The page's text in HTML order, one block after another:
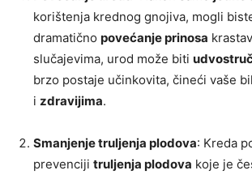
korištenja krednog gnojiva, mogli
dramatično povećanje prinosa
slučajevima, urod može biti
brzo postaje učinkovita, čineći vaše
i zdravijima.
Smanjenje truljenja plodova: Kreda
prevenciji truljenja plodova koje je